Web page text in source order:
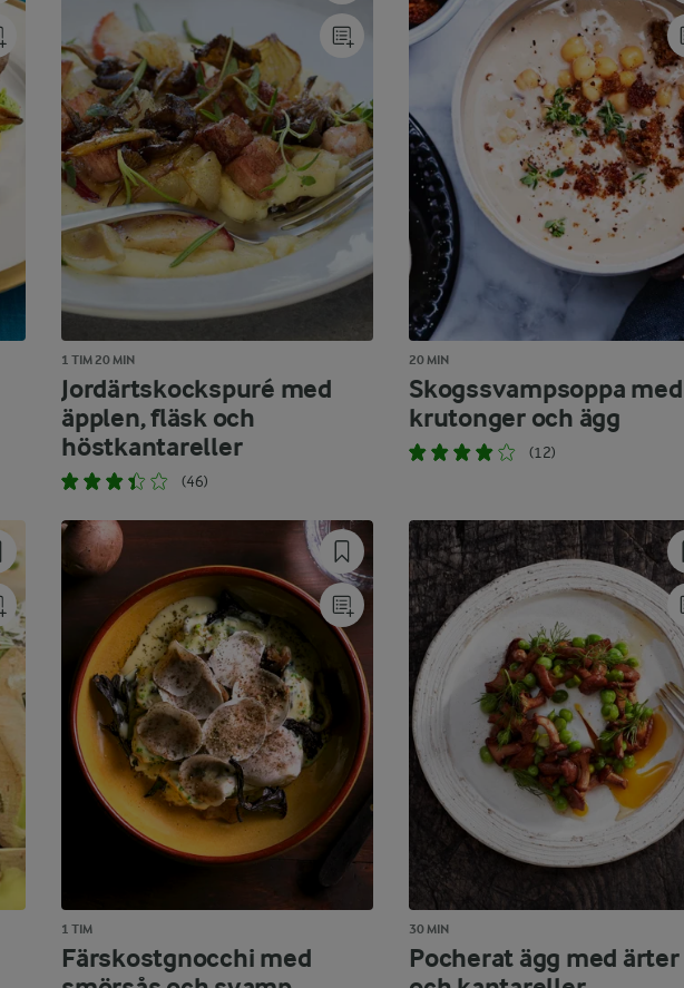
1 TIM 20 MIN
Jordärtskockspuré med
äpplen, fläsk och
höstkantareller
(46)
20 MIN
Skogssvampsoppa med
krutonger och ägg
(12)
1 TIM
Färskostgnocchi med
30 MIN
Pocherat ägg med ärter